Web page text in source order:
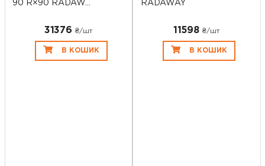
90 R×90 RADAW...
31376 ₴/шт
В КОШИК
RADAWAY
11598 ₴/шт
В КОШИК